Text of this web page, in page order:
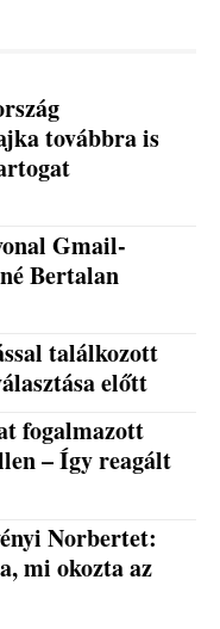
továbbra is
Gmail-
Bertalan
találkozott
előtt
fogalmazott
– Így reagált
Norbertet:
mi okozta az